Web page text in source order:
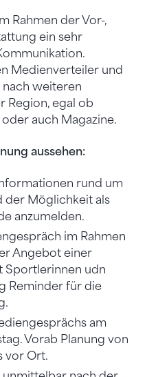
Rahmen der Vor-,
ein sehr
Medienverteiler und
nach weiteren
Region, egal ob
auch Magazine.
aussehen:
rund um
der Möglichkeit als
anzumelden.
im Rahmen
Angebot einer
Sportlerinnen udn
Reminder für die
am
Vorab Planung von
vor Ort.